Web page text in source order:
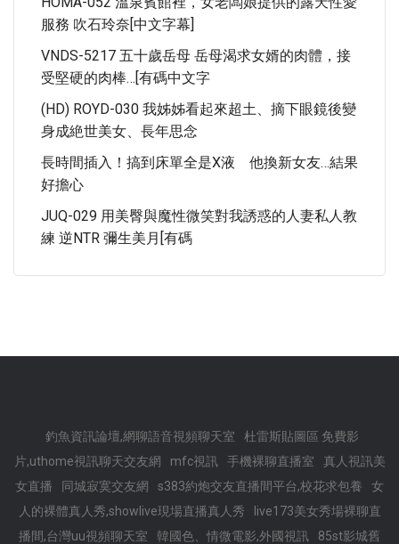
服務 吹石玲奈[中文字幕]
VNDS-5217 五十歲岳母 岳母渴求女婿的肉體，接
受堅硬的肉棒…[有碼中文字
(HD) ROYD-030 我姊姊看起來超土、摘下眼鏡後變
身成絶世美女、長年思念
長時間插入！搞到床單全是X液 他換新女友…結果
好擔心
JUQ-029 用美臀與魔性微笑對我誘惑的人妻私人教
練 逆NTR 彌生美月[有碼
釣魚資訊論壇,網聊語音視頻聊天室
杜雷斯貼圖區 免費影
片,uthome視訊聊天交友網
mfc視訊 手機裸聊直播室
真人視訊美
女直播
同城寂寞交友網 s383約炮交友直播間平台,校花求包養
女
人的裸體真人秀,showlive現場直播真人秀
live173美女秀場裸聊直
播間,台灣uu視頻聊天室
韓國色、情微電影,外國視訊
85st影城舊